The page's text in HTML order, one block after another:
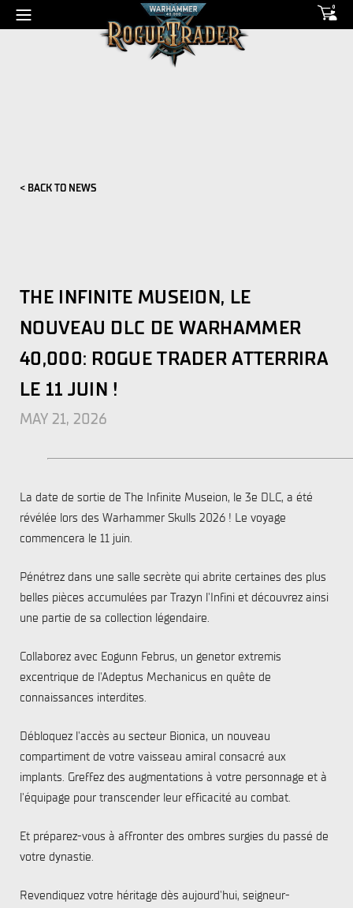
0
< BACK TO NEWS
THE INFINITE MUSEION, LE
NOUVEAU DLC DE WARHAMMER
40,000: ROGUE TRADER ATTERRIRA
LE 11 JUIN !
MAY 21, 2026
La date de sortie de The Infinite Museion, le 3e DLC, a été
révélée lors des Warhammer Skulls 2026 ! Le voyage
commencera le 11 juin.
Pénétrez dans une salle secrète qui abrite certaines des plus
belles pièces accumulées par Trazyn l'Infini et découvrez ainsi
une partie de sa collection légendaire.
Collaborez avec Eogunn Februs, un genetor extremis
excentrique de l'Adeptus Mechanicus en quête de
connaissances interdites.
Débloquez l'accès au secteur Bionica, un nouveau
compartiment de votre vaisseau amiral consacré aux
implants. Greffez des augmentations à votre personnage et à
l'équipage pour transcender leur efficacité au combat.
Et préparez-vous à affronter des ombres surgies du passé de
votre dynastie.
Revendiquez votre héritage dès aujourd'hui, seigneur-